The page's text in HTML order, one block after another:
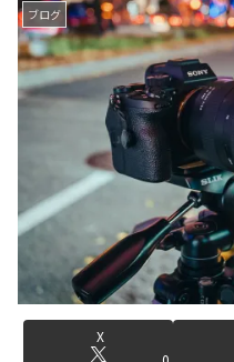
ブログ
X